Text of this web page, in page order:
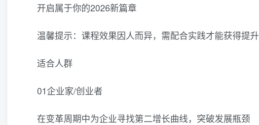
开启属于你的2026新篇章
温馨提示：课程效果因人而异，需配合实践才能获得提升
适合人群
01企业家/创业者
在变革周期中为企业寻找第二增长曲线，突破发展瓶颈